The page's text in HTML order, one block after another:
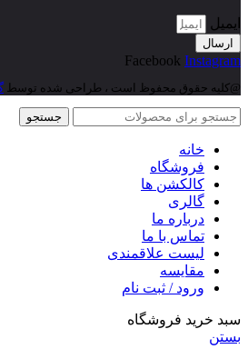
ایمیل
ارسال
Facebook Instagram
@کلیه حقوق محفوظ است ، طراحی شده توسط
جستجو
خانه
فروشگاه
کالکشن ها
گالری
درباره ما
تماس با ما
لیست علاقمندی
مقایسه
ورود / ثبت نام
سبد خرید فروشگاه
بستن